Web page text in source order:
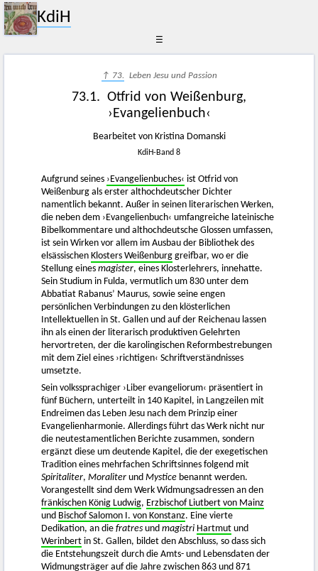
KdiH
☰
↑ 73. Leben Jesu und Passion
73.1. Otfrid von Weißenburg,
›Evangelienbuch‹
Bearbeitet von Kristina Domanski
KdiH-Band 8
Aufgrund seines ›Evangelienbuches‹ ist Otfrid von
Weißenburg als erster althochdeutscher Dichter
namentlich bekannt. Außer in seinen literarischen Werken,
die neben dem ›Evangelienbuch‹ umfangreiche lateinische
Bibelkommentare und althochdeutsche Glossen umfassen,
ist sein Wirken vor allem im Ausbau der Bibliothek des
elsässischen Klosters Weißenburg greifbar, wo er die
Stellung eines magister, eines Klosterlehrers, innehatte.
Sein Studium in Fulda, vermutlich um 830 unter dem
Abbatiat Rabanus’ Maurus, sowie seine engen
persönlichen Verbindungen zu den klösterlichen
Intellektuellen in St. Gallen und auf der Reichenau lassen
ihn als einen der literarisch produktiven Gelehrten
hervortreten, der die karolingischen Reformbestrebungen
mit dem Ziel eines ›richtigen‹ Schriftverständnisses
umsetzte.
Sein volkssprachiger ›Liber evangeliorum‹ präsentiert in
fünf Büchern, unterteilt in 140 Kapitel, in Langzeilen mit
Endreimen das Leben Jesu nach dem Prinzip einer
Evangelienharmonie. Allerdings führt das Werk nicht nur
die neutestamentlichen Berichte zusammen, sondern
ergänzt diese um deutende Kapitel, die der exegetischen
Tradition eines mehrfachen Schriftsinnes folgend mit
Spiritaliter, Moraliter und Mystice benannt werden.
Vorangestellt sind dem Werk Widmungsadressen an den
fränkischen König Ludwig, Erzbischof Liutbert von Mainz
und Bischof Salomon I. von Konstanz. Eine vierte
Dedikation, an die fratres und magistri Hartmut und
Werinbert in St. Gallen, bildet den Abschluss, so dass sich
die Entstehungszeit durch die Amts- und Lebensdaten der
Widmungsträger auf die Jahre zwischen 863 und 871